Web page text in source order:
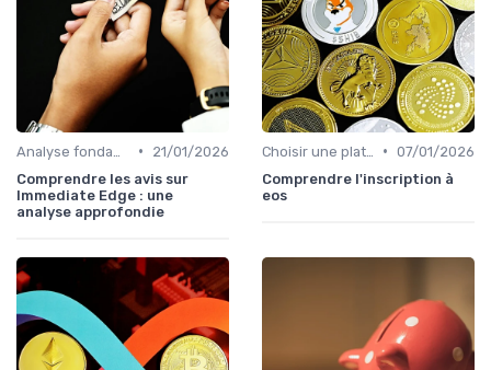
•
21/01/2026
Comprendre les avis sur
Immediate Edge : une
analyse approfondie
• 07/01/2026
Comprendre l'inscription à
eos